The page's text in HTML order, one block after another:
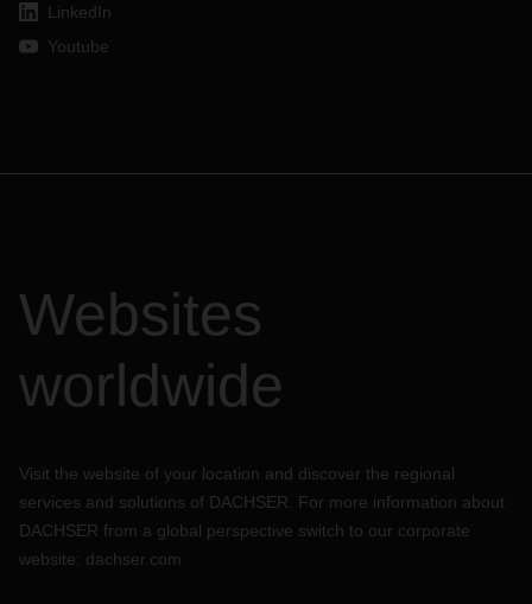
LinkedIn
Youtube
Websites
worldwide
Visit the website of your location and discover the regional
services and solutions of DACHSER. For more information about
DACHSER from a global perspective switch to our corporate
website: dachser.com